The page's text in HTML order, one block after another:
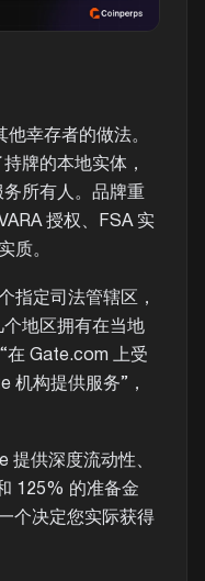
幸存者的做法。
牌的本地实体，
所有人。品牌重
授权、FSA 实
质。
指定司法管辖区，
地区拥有在当地
在 Gate.com 上受
机构提供服务”，
提供深度流动性、
125% 的准备金
个决定您实际获得